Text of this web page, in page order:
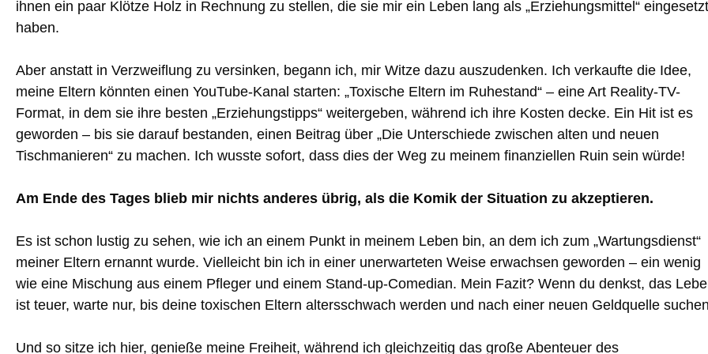
ihnen ein paar Klötze Holz in Rechnung zu stellen, die sie mir ein Leben lang als „Erziehungsmittel“ eingesetzt
haben.
Aber anstatt in Verzweiflung zu versinken, begann ich, mir Witze dazu auszudenken. Ich verkaufte die Idee,
meine Eltern könnten einen YouTube-Kanal starten: „Toxische Eltern im Ruhestand“ – eine Art Reality-TV-
Format, in dem sie ihre besten „Erziehungstipps“ weitergeben, während ich ihre Kosten decke. Ein Hit ist es
geworden – bis sie darauf bestanden, einen Beitrag über „Die Unterschiede zwischen alten und neuen
Tischmanieren“ zu machen. Ich wusste sofort, dass dies der Weg zu meinem finanziellen Ruin sein würde!
Am Ende des Tages blieb mir nichts anderes übrig, als die Komik der Situation zu akzeptieren.
Es ist schon lustig zu sehen, wie ich an einem Punkt in meinem Leben bin, an dem ich zum „Wartungsdienst“
meiner Eltern ernannt wurde. Vielleicht bin ich in einer unerwarteten Weise erwachsen geworden – ein wenig
wie eine Mischung aus einem Pfleger und einem Stand-up-Comedian. Mein Fazit? Wenn du denkst, das
ist teuer, warte nur, bis deine toxischen Eltern altersschwach werden und nach einer neuen Geldquelle
Und so sitze ich hier, genieße meine Freiheit, während ich gleichzeitig das große Abenteuer des